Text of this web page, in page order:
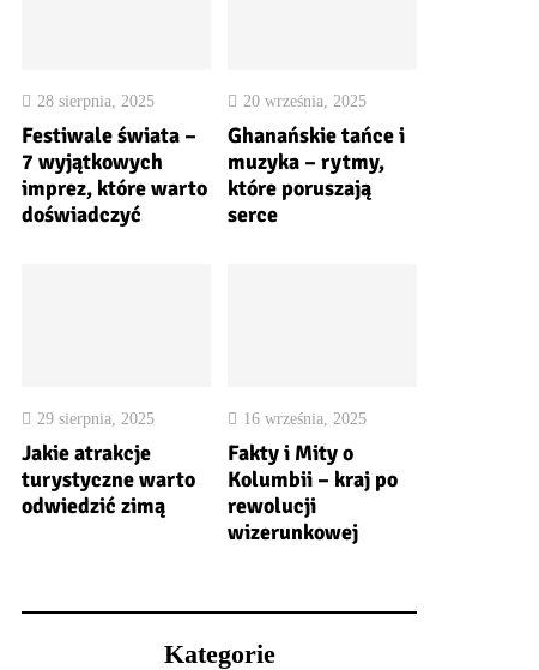
28 sierpnia, 2025
Festiwale świata –
7 wyjątkowych
imprez, które warto
doświadczyć
20 września, 2025
Ghanańskie tańce i
muzyka – rytmy,
które poruszają
serce
29 sierpnia, 2025
Jakie atrakcje
turystyczne warto
odwiedzić zimą
16 września, 2025
Fakty i Mity o
Kolumbii – kraj po
rewolucji
wizerunkowej
Kategorie